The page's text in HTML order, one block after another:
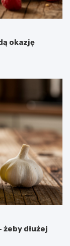
okazję
dłużej